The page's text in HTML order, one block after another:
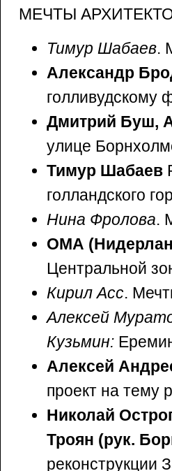
МЕЧТЫ
Тимур Шабаев.
Александр
голливудскому
Дмитрий Буш,
улице
Тимур Шабаев
голландского
Нина Фролова.
ОМА
Центральной
Кирил Асс.
Алексей
Кузьмин:
Алексей
проект на тему
Николай
Троян (рук.
реконструкции